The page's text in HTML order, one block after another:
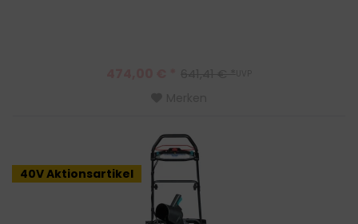
40V Aktionsartikel